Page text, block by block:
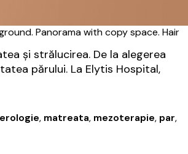
Panorama with copy space. Hair
și strălucirea. De la alegerea
părului. La Elytis Hospital,
, matreata, mezoterapie, par,